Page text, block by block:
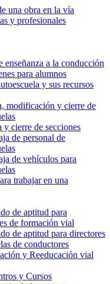
una obra en la vía
y profesionales
enseñanza a la conducción
para alumnos
y sus recursos
modificación y cierre de
y cierre de secciones
de personal de
de vehículos para
trabajar en una
de aptitud para
de formación vial
de aptitud para directores
de conductores
y Reeducación vial
y Cursos